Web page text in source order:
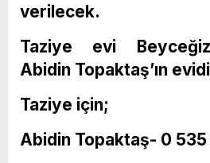
verilecek.
Taziye evi
Abidin Topaktaş’ın
Taziye için;
Abidin Topaktaş- 0